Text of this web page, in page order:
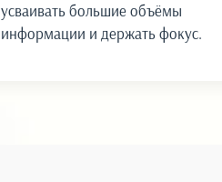
усваивать большие объёмы
информации и держать фокус.